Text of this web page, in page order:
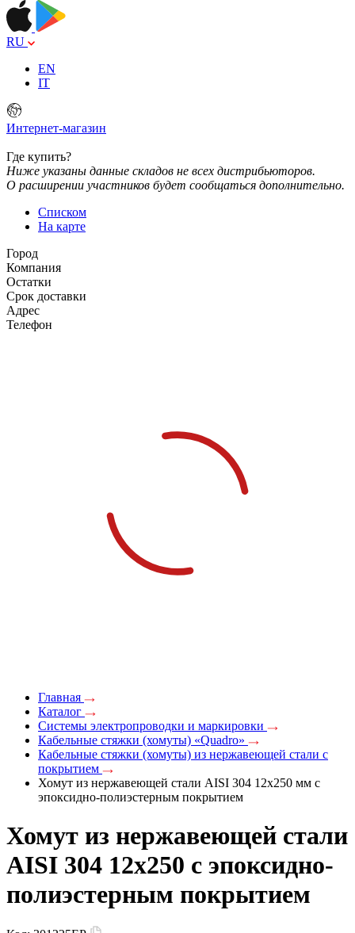
RU
EN
IT
Интернет-магазин
Где купить?
Ниже указаны данные складов не всех дистрибьюторов.
О расширении участников будет сообщаться дополнительно.
Списком
На карте
Город
Компания
Остатки
Срок доставки
Адрес
Телефон
Главная
Каталог
Системы электропроводки и маркировки
Кабельные стяжки (хомуты) «Quadro»
Кабельные стяжки (хомуты) из нержавеющей стали с
покрытием
Хомут из нержавеющей стали AISI 304 12x250 мм с
эпоксидно-полиэстерным покрытием
Хомут из нержавеющей стали
AISI 304 12x250 с эпоксидно-
полиэстерным покрытием